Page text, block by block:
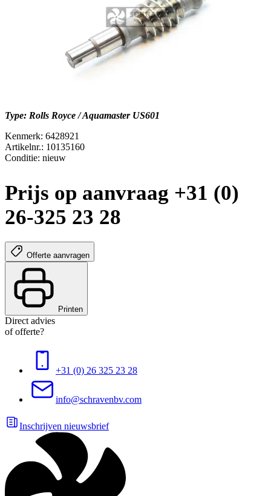
Type: Rolls Royce / Aquamaster US601
Kenmerk: 6428921
Artikelnr.: 10135160
Conditie: nieuw
Prijs op aanvraag +31 (0)
26-325 23 28
Offerte aanvragen
Printen
Direct advies
of offerte?
+31 (0) 26 325 23 28
info@schravenbv.com
Inschrijven nieuwsbrief